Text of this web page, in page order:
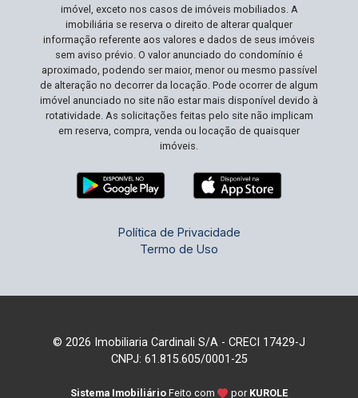
imóvel, exceto nos casos de imóveis mobiliados. A
imobiliária se reserva o direito de alterar qualquer
informação referente aos valores e dados de seus imóveis
sem aviso prévio. O valor anunciado do condomínio é
aproximado, podendo ser maior, menor ou mesmo passível
de alteração no decorrer da locação. Pode ocorrer de algum
imóvel anunciado no site não estar mais disponível devido à
rotatividade. As solicitações feitas pelo site não implicam
em reserva, compra, venda ou locação de quaisquer
imóveis.
Política de Privacidade
Termo de Uso
© 2026 Imobiliaria Cardinali S/A - CRECI 17429-J
CNPJ: 61.815.605/0001-25
Sistema Imobiliário Feito com por KUROLE